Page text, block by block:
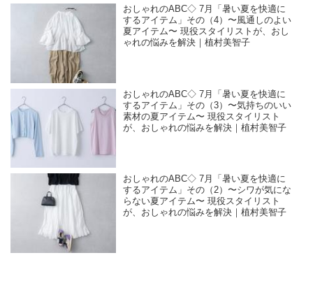
おしゃれのABC◇ 7月「暑い夏を快適に
するアイテム」その（4）〜風通しのよい
夏アイテム〜 現役スタイリストが、おし
ゃれの悩みを解決｜植村美智子
おしゃれのABC◇ 7月「暑い夏を快適に
するアイテム」その（3）〜気持ちのいい
素材の夏アイテム〜 現役スタイリスト
が、おしゃれの悩みを解決｜植村美智子
おしゃれのABC◇ 7月「暑い夏を快適に
するアイテム」その（2）〜シワが気にな
らない夏アイテム〜 現役スタイリスト
が、おしゃれの悩みを解決｜植村美智子